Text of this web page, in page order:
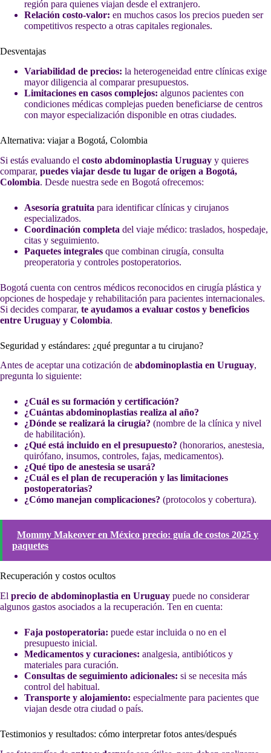
región para quienes viajan desde el extranjero.
Relación costo-valor: en muchos casos los precios pueden ser
competitivos respecto a otras capitales regionales.
Desventajas
Variabilidad de precios: la heterogeneidad entre clínicas exige
mayor diligencia al comparar presupuestos.
Limitaciones en casos complejos: algunos pacientes con
condiciones médicas complejas pueden beneficiarse de centros
con mayor especialización disponible en otras ciudades.
Alternativa: viajar a Bogotá, Colombia
Si estás evaluando el costo abdominoplastia Uruguay y quieres
comparar, puedes viajar desde tu lugar de origen a Bogotá,
Colombia. Desde nuestra sede en Bogotá ofrecemos:
Asesoría gratuita para identificar clínicas y cirujanos
especializados.
Coordinación completa del viaje médico: traslados, hospedaje,
citas y seguimiento.
Paquetes integrales que combinan cirugía, consulta
preoperatoria y controles postoperatorios.
Bogotá cuenta con centros médicos reconocidos en cirugía plástica y
opciones de hospedaje y rehabilitación para pacientes internacionales.
Si decides comparar, te ayudamos a evaluar costos y beneficios
entre Uruguay y Colombia.
Seguridad y estándares: ¿qué preguntar a tu cirujano?
Antes de aceptar una cotización de abdominoplastia en Uruguay,
pregunta lo siguiente:
¿Cuál es su formación y certificación?
¿Cuántas abdominoplastias realiza al año?
¿Dónde se realizará la cirugía? (nombre de la clínica y nivel
de habilitación).
¿Qué está incluido en el presupuesto? (honorarios, anestesia,
quirófano, insumos, controles, fajas, medicamentos).
¿Qué tipo de anestesia se usará?
¿Cuál es el plan de recuperación y las limitaciones
postoperatorias?
¿Cómo manejan complicaciones? (protocolos y cobertura).
Mommy Makeover en México precio: guía de costos 2025 y
paquetes
Recuperación y costos ocultos
El precio de abdominoplastia en Uruguay puede no considerar
algunos gastos asociados a la recuperación. Ten en cuenta:
Faja postoperatoria: puede estar incluida o no en el
presupuesto inicial.
Medicamentos y curaciones: analgesia, antibióticos y
materiales para curación.
Consultas de seguimiento adicionales: si se necesita más
control del habitual.
Transporte y alojamiento: especialmente para pacientes que
viajan desde otra ciudad o país.
Testimonios y resultados: cómo interpretar fotos antes/después